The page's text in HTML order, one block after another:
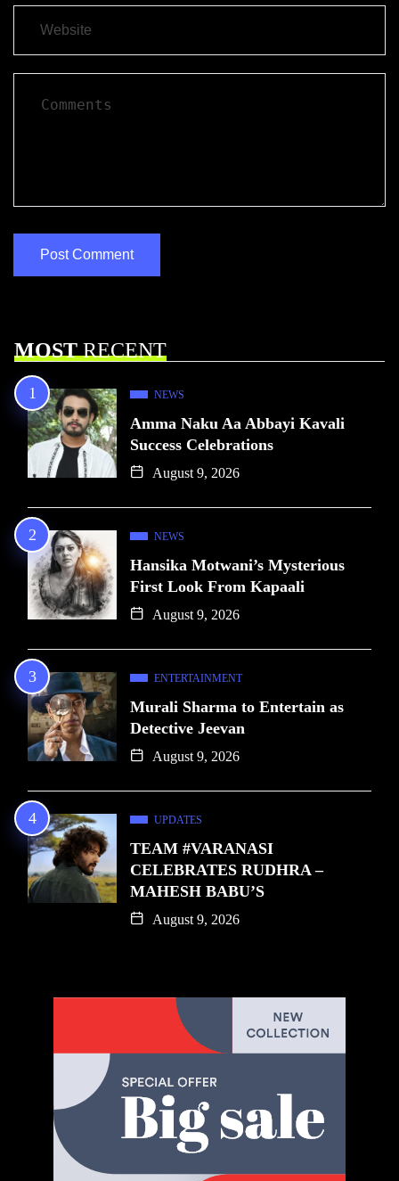
MOSTRECENT
NEWS
Amma Naku Aa Abbayi Kavali
Success Celebrations
August 9, 2026
NEWS
Hansika Motwani’s Mysterious
First Look From Kapaali
August 9, 2026
ENTERTAINMENT
Murali Sharma to Entertain as
Detective Jeevan
August 9, 2026
UPDATES
TEAM #VARANASI
CELEBRATES RUDHRA –
MAHESH BABU’S
August 9, 2026